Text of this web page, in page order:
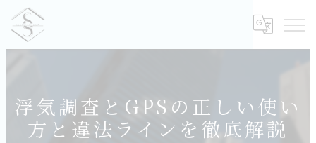
浮気調査とGPSの正しい使い
方と違法ラインを徹底解説